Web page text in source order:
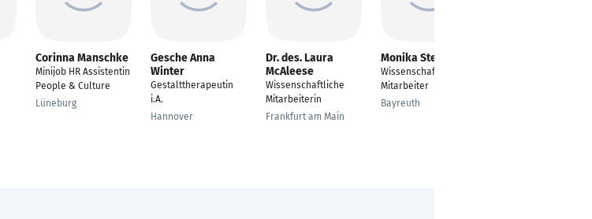
Corinna Manschke
Minijob HR Assistentin
People & Culture
Lüneburg
Gesche Anna
Winter
Gestalttherapeutin
i.A.
Hannover
Dr. des. Laura
McAleese
Wissenschaftliche
Mitarbeiterin
Frankfurt am Main
Monika Steiner
Wissenschaftlicher
Mitarbeiter
Bayreuth